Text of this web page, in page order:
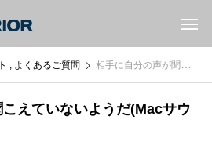
よくあるご質問 相手に自分の声が聞こえていないようだ(Macサウンド設定編)
えていないようだ(Macサウ